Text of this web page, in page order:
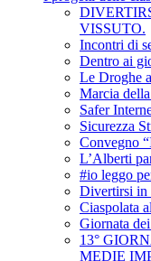
VISSUTO.
Incontri di
Dentro ai
Le Droghe
Marcia
Safer
Sicurezza
Convegno
L’Alberti
#io leggo
Divertirsi in
Ciaspolata
Giornata
13°
MEDIE